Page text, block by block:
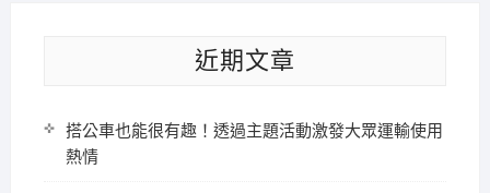
近期文章
搭公車也能很有趣！透過主題活動激發大眾運輸使用
熱情